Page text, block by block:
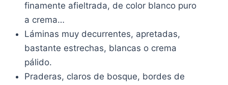
finamente afieltrada, de color blanco puro
a crema…
Láminas muy decurrentes, apretadas,
bastante estrechas, blancas o crema
pálido.
Praderas, claros de bosque, bordes de